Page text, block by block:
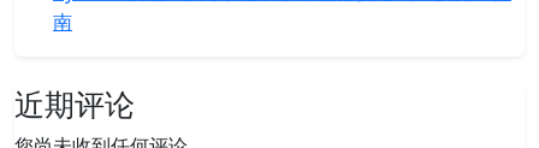
南
近期评论